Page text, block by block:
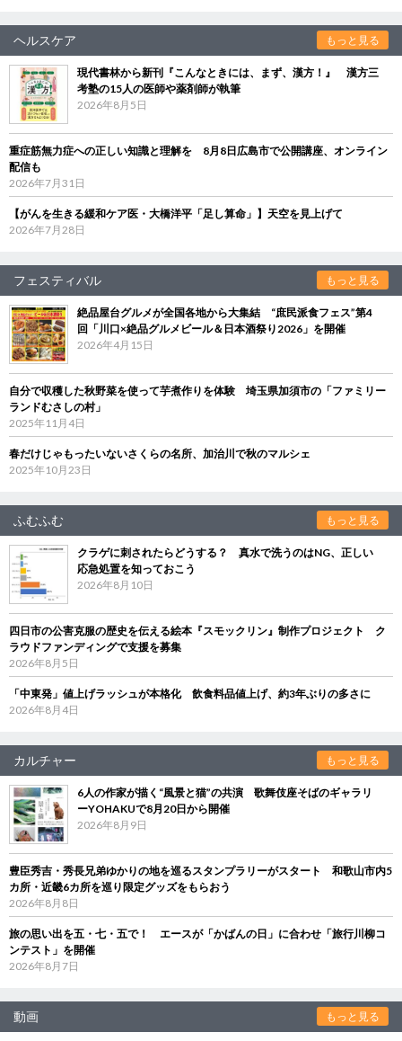
ヘルスケア もっと見る
現代書林から新刊『こんなときには、まず、漢方！』 漢方三
考塾の15人の医師や薬剤師が執筆
2026年8月5日
重症筋無力症への正しい知識と理解を 8月8日広島市で公開講座、オンライン
配信も
2026年7月31日
【がんを生きる緩和ケア医・大橋洋平「足し算命」】天空を見上げて
2026年7月28日
フェスティバル もっと見る
絶品屋台グルメが全国各地から大集結 “庶民派食フェス”第4
回「川口×絶品グルメビール＆日本酒祭り2026」を開催
2026年4月15日
自分で収穫した秋野菜を使って芋煮作りを体験 埼玉県加須市の「ファミリー
ランドむさしの村」
2025年11月4日
春だけじゃもったいないさくらの名所、加治川で秋のマルシェ
2025年10月23日
ふむふむ もっと見る
クラゲに刺されたらどうする？ 真水で洗うのはNG、正しい
応急処置を知っておこう
2026年8月10日
四日市の公害克服の歴史を伝える絵本『スモックリン』制作プロジェクト ク
ラウドファンディングで支援を募集
2026年8月5日
「中東発」値上げラッシュが本格化 飲食料品値上げ、約3年ぶりの多さに
2026年8月4日
カルチャー もっと見る
6人の作家が描く“風景と猫”の共演 歌舞伎座そばのギャラリ
ーYOHAKUで8月20日から開催
2026年8月9日
豊臣秀吉・秀長兄弟ゆかりの地を巡るスタンプラリーがスタート 和歌山市内5
カ所・近畿6カ所を巡り限定グッズをもらおう
2026年8月8日
旅の思い出を五・七・五で！ エースが「かばんの日」に合わせ「旅行川柳コ
ンテスト」を開催
2026年8月7日
動画 もっと見る